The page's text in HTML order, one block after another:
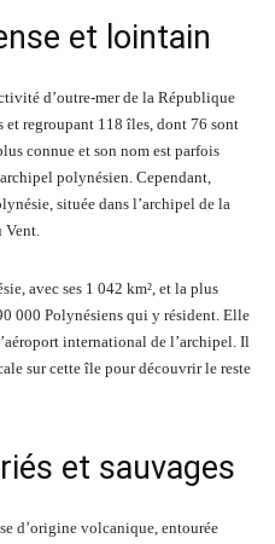
et lointain
d’outre-mer de la République
et regroupant 118 îles, dont 76 sont
connue et son nom est parfois
polynésien. Cependant,
située dans l’archipel de la
Vent.
avec ses 1 042 km², et la plus
000 Polynésiens qui y résident. Elle
international de l’archipel. Il
sur cette île pour découvrir le reste
et sauvages
d’origine volcanique, entourée